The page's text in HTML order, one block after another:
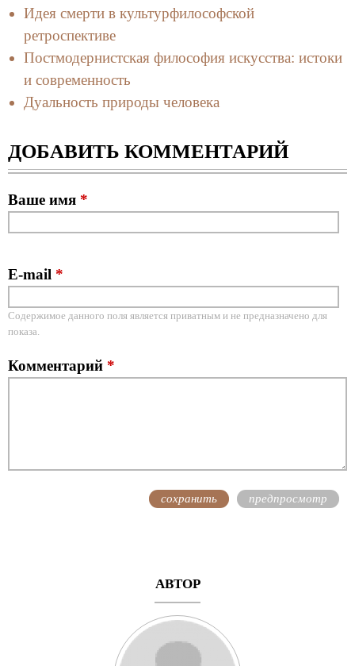
Идея смерти в культурфилософской
ретроспективе
Постмодернистская философия искусства: истоки
и современность
Дуальность природы человека
ДОБАВИТЬ КОММЕНТАРИЙ
Ваше имя *
E-mail *
Содержимое данного поля является приватным и не предназначено для
показа.
Комментарий *
АВТОР